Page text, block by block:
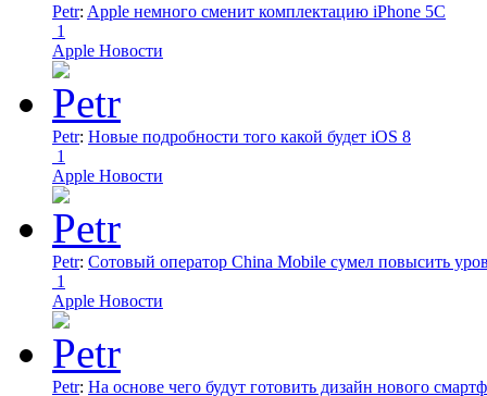
Petr: Apple немного сменит комплектацию iPhone 5C
1
Apple Новости
Petr: Новые подробности того какой будет iOS 8
1
Apple Новости
Petr: Сотовый оператор China Mobile сумел повысить
1
Apple Новости
Petr: На основе чего будут готовить дизайн нового